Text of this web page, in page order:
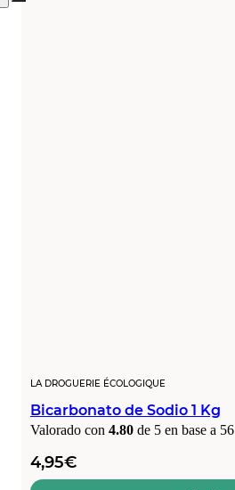
LA DROGUERIE ÉCOLOGIQUE
Bicarbonato de Sodio 1 Kg
Valorado con 4.80 de 5 en base a 56
4,95€